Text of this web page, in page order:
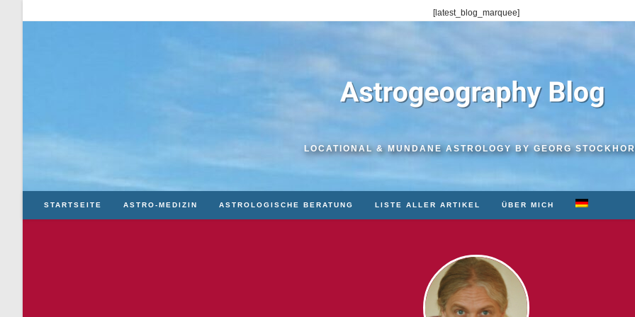
Inhalt
[latest_blog_marquee]
LOCATIONAL & MUNDANE ASTROLOGY BY GEORG
STARTSEITE ASTRO-MEDIZIN ASTROLOGISCHE BERATUNG LISTE ALLER ARTIKEL ÜBER MICH